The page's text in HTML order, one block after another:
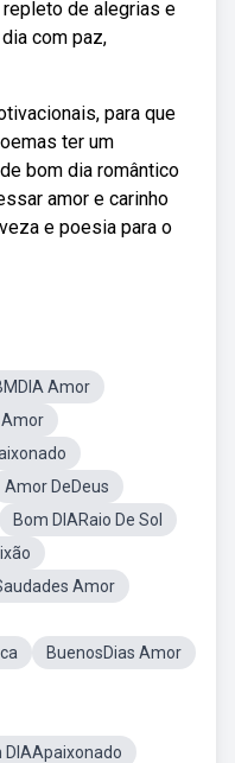
de alegrias e
com paz,
para que
ter um
bom dia romântico
amor e carinho
e poesia para o
Amor
Amor
Amor DeDeus
Bom DIARaio De Sol
Amor
BuenosDias Amor
DIAApaixonado